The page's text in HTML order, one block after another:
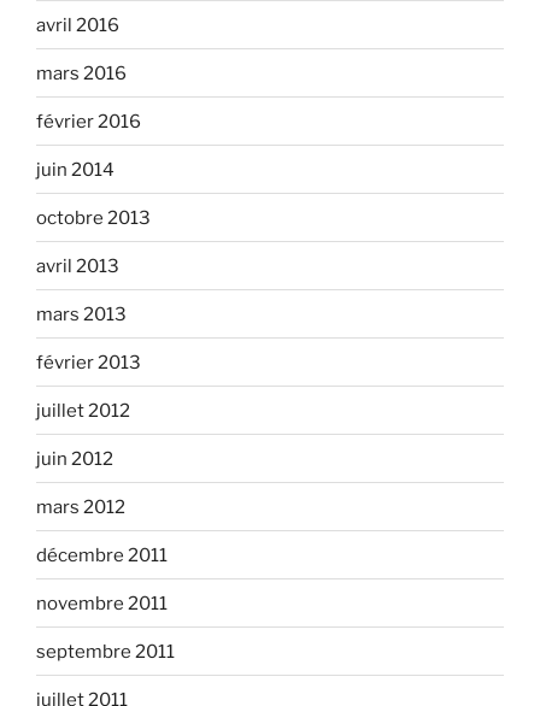
avril 2016
mars 2016
février 2016
juin 2014
octobre 2013
avril 2013
mars 2013
février 2013
juillet 2012
juin 2012
mars 2012
décembre 2011
novembre 2011
septembre 2011
juillet 2011